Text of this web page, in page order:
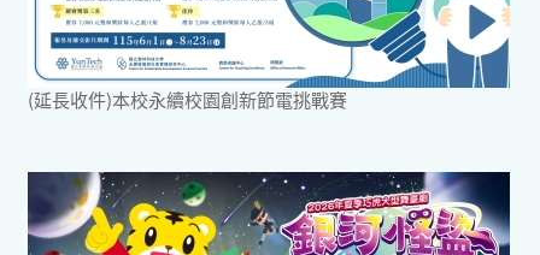
(延長收件)本校永續校園創新節電挑戰賽